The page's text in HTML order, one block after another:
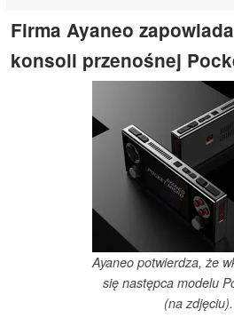
Firma Ayaneo
konsoli przenośnej
Ayaneo potwierdza, że
się następca modelu
(na zdjęciu).